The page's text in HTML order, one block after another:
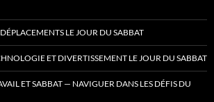
LE JOUR DU SABBAT
ET DIVERTISSEMENT LE JOUR DU SABBAT
ET SABBAT — NAVIGUER DANS LES DÉFIS DU